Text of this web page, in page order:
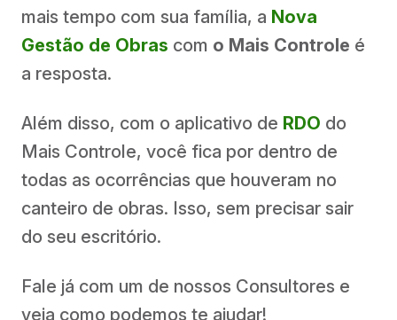
mais tempo com sua família, a Nova
Gestão de Obras com o Mais Controle é
a resposta.
Além disso, com o aplicativo de RDO do
Mais Controle, você fica por dentro de
todas as ocorrências que houveram no
canteiro de obras. Isso, sem precisar sair
do seu escritório.
Fale já com um de nossos Consultores e
veja como podemos te ajudar!